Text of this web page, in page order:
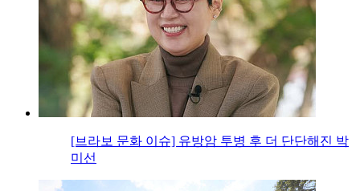
[브라보 문화 이슈] 유방암 투병 후 더 단단해진 박
미선